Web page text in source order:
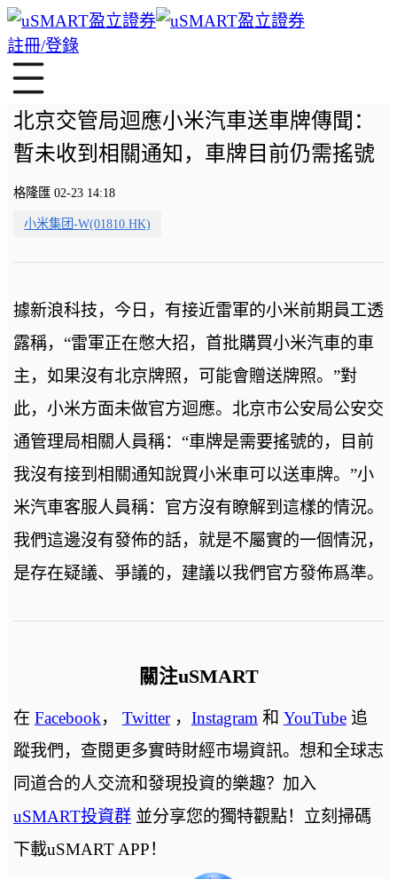
註冊/登錄
北京交管局迴應小米汽車送車牌傳聞：
暫未收到相關通知，車牌目前仍需搖號
格隆匯 02-23 14:18
小米集团-W(01810.HK)
據新浪科技，今日，有接近雷軍的小米前期員工透
露稱，“雷軍正在憋大招，首批購買小米汽車的車
主，如果沒有北京牌照，可能會贈送牌照。”對
此，小米方面未做官方迴應。北京市公安局公安交
通管理局相關人員稱：“車牌是需要搖號的，目前
我沒有接到相關通知說買小米車可以送車牌。”小
米汽車客服人員稱：官方沒有瞭解到這樣的情況。
我們這邊沒有發佈的話，就是不屬實的一個情況，
是存在疑議、爭議的，建議以我們官方發佈爲準。
關注uSMART
在 Facebook， Twitter， Instagram 和 YouTube追
蹤我們，查閱更多實時財經市場資訊。想和全球志
同道合的人交流和發現投資的樂趣？加入
uSMART投資群並分享您的獨特觀點！立刻掃碼
下載uSMART APP！